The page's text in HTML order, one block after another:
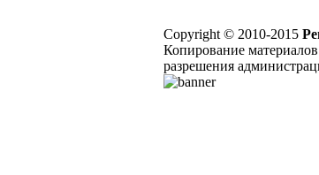
Copyright © 2010-2015
Копирование
разрешения